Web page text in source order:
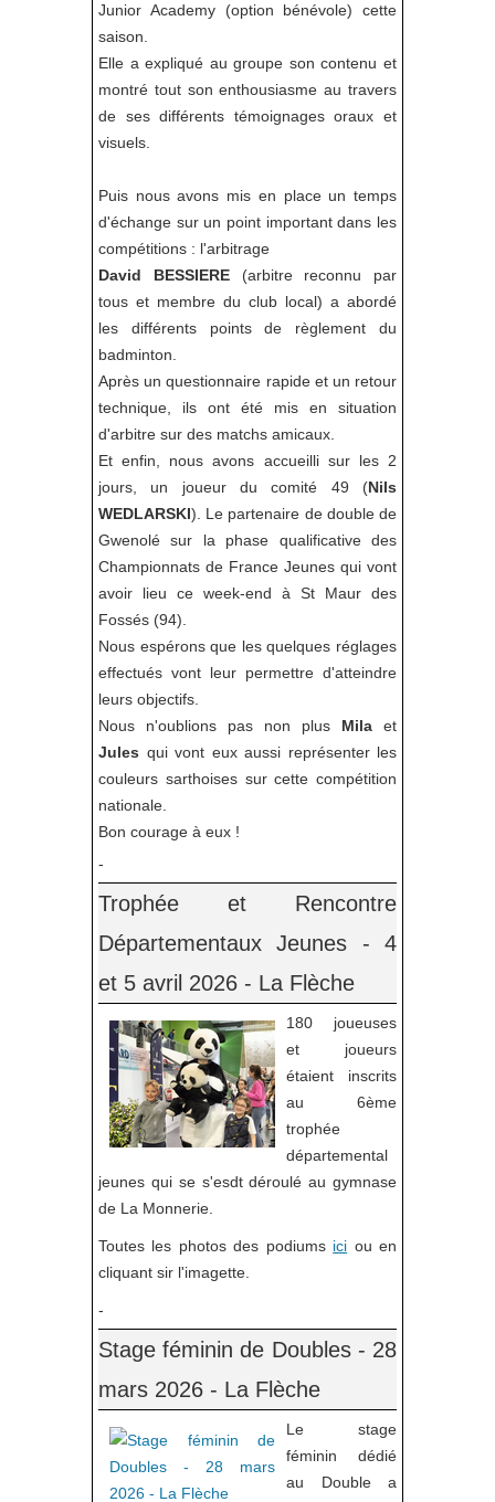
Junior Academy (option bénévole) cette
saison.
Elle a expliqué au groupe son contenu et
montré tout son enthousiasme au travers
de ses différents témoignages oraux et
visuels.
Puis nous avons mis en place un temps
d'échange sur un point important dans les
compétitions : l'arbitrage
David BESSIERE(arbitre reconnu par
tous et membre du club local) a abordé
les différents points de règlement du
badminton.
Après un questionnaire rapide et un retour
technique, ils ont été mis en situation
d'arbitre sur des matchs amicaux.
Et enfin, nous avons accueilli sur les 2
jours, un joueur du comité 49 (Nils
WEDLARSKI). Le partenaire de double de
Gwenolé sur la phase qualificative des
Championnats de France Jeunes qui vont
avoir lieu ce week-end à St Maur des
Fossés (94).
Nous espérons que les quelques réglages
effectués vont leur permettre d'atteindre
leurs objectifs.
Nous n'oublions pas non plus Mila et
Jules qui vont eux aussi représenter les
couleurs sarthoises sur cette compétition
nationale.
Bon courage à eux !
-
Trophée et Rencontre
Départementaux Jeunes - 4
et 5 avril 2026 - La Flèche
180 joueuses
et joueurs
étaient inscrits
au 6ème
trophée
départemental
jeunes qui se s'esdt déroulé au gymnase
de La Monnerie.
Toutes les photos des podiums ici ou en
cliquant sir l'imagette.
-
Stage féminin de Doubles - 28
mars 2026 - La Flèche
Le stage
féminin dédié
au Double a